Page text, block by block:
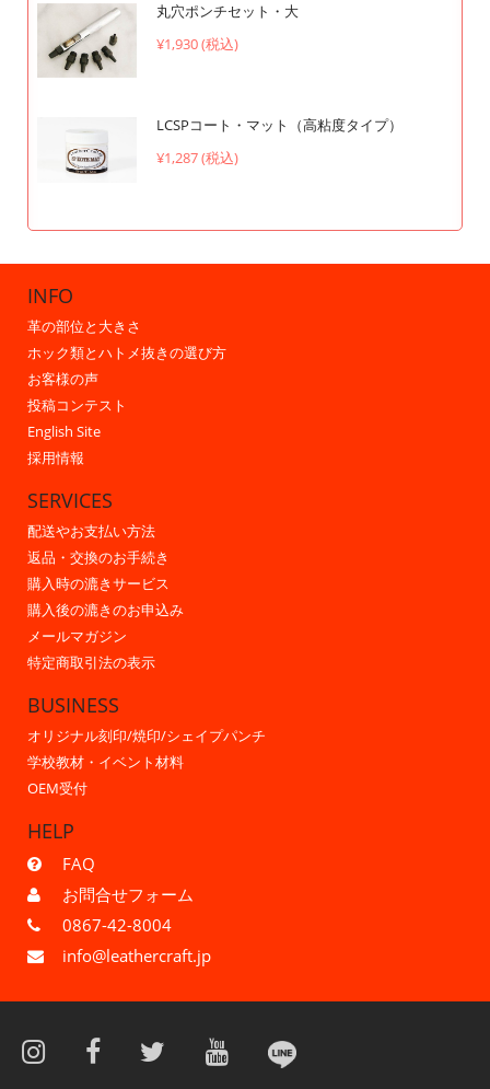
丸穴ポンチセット・大
¥1,930 (税込)
LCSPコート・マット（高粘度タイプ）
¥1,287 (税込)
INFO
革の部位と大きさ
ホック類とハトメ抜きの選び方
お客様の声
投稿コンテスト
English Site
採用情報
SERVICES
配送やお支払い方法
返品・交換のお手続き
購入時の漉きサービス
購入後の漉きのお申込み
メールマガジン
特定商取引法の表示
BUSINESS
オリジナル刻印/焼印/シェイプパンチ
学校教材・イベント材料
OEM受付
HELP
FAQ
お問合せフォーム
0867-42-8004
info@leathercraft.jp